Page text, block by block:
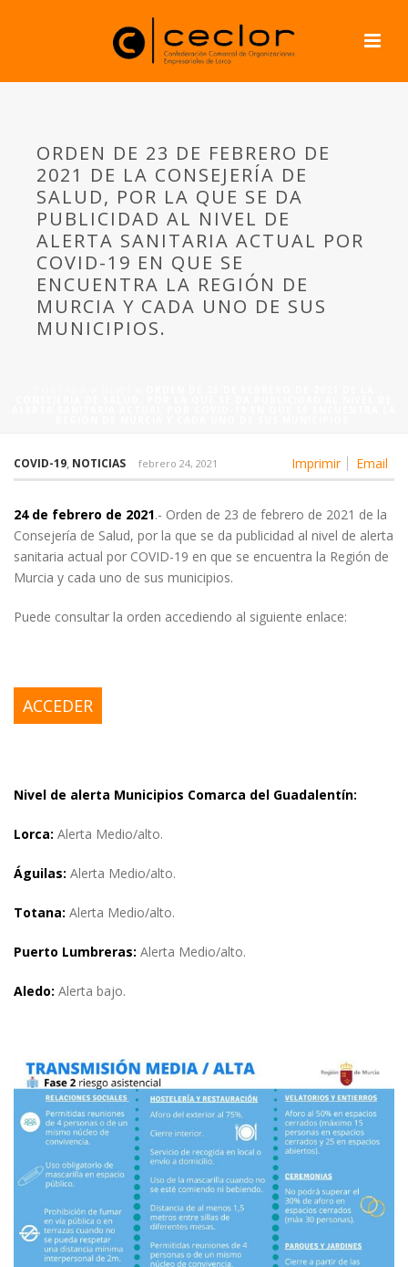
ORDEN DE 23 DE FEBRERO DE
2021 DE LA CONSEJERÍA DE
SALUD, POR LA QUE SE DA
PUBLICIDAD AL NIVEL DE
ALERTA SANITARIA ACTUAL POR
COVID-19 EN QUE SE
ENCUENTRA LA REGIÓN DE
MURCIA Y CADA UNO DE SUS
MUNICIPIOS.
Imprimir Email
COVID-19, NOTICIAS febrero 24, 2021
24 de febrero de 2021.- Orden de 23 de febrero de 2021 de la
Consejería de Salud, por la que se da publicidad al nivel de alerta
sanitaria actual por COVID-19 en que se encuentra la Región de
Murcia y cada uno de sus municipios.
Puede consultar la orden accediendo al siguiente enlace:
ACCEDER
Nivel de alerta Municipios Comarca del Guadalentín:
Lorca: Alerta Medio/alto.
Águilas: Alerta Medio/alto.
Totana: Alerta Medio/alto.
Puerto Lumbreras: Alerta Medio/alto.
Aledo: Alerta bajo.